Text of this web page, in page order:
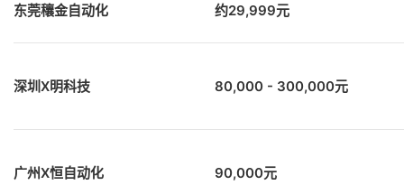
东莞穰金自动化 约29,999元
深圳X明科技 80,000 - 300,000元
广州X恒自动化 90,000元